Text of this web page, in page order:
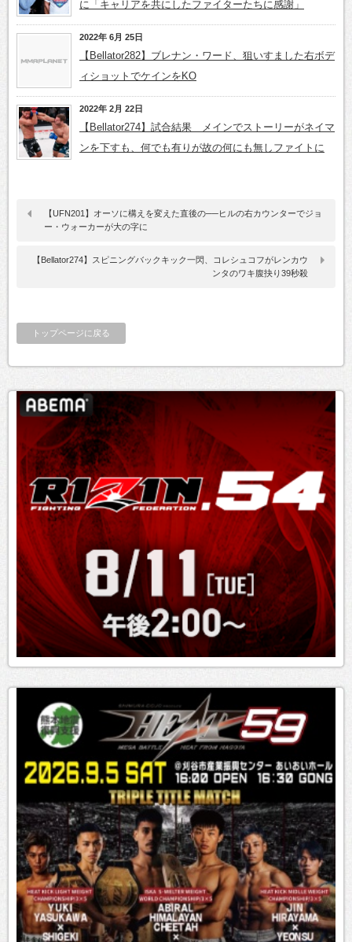
に「キャリアを共にしたファイターたちに感謝」
2022年 6月 25日
【Bellator282】ブレナン・ワード、狙いすました右ボデ
ィショットでケインをKO
2022年 2月 22日
【Bellator274】試合結果 メインでストーリーがネイマ
ンを下すも、何でも有りが故の何にも無しファイトに
【UFN201】オーソに構えを変えた直後の──ヒルの右カウンターでジョ
ー・ウォーカーが大の字に
【Bellator274】スピニングバックキック一閃、コレシュコフがレンカウ
ンタのワキ腹抉り39秒殺
トップページに戻る